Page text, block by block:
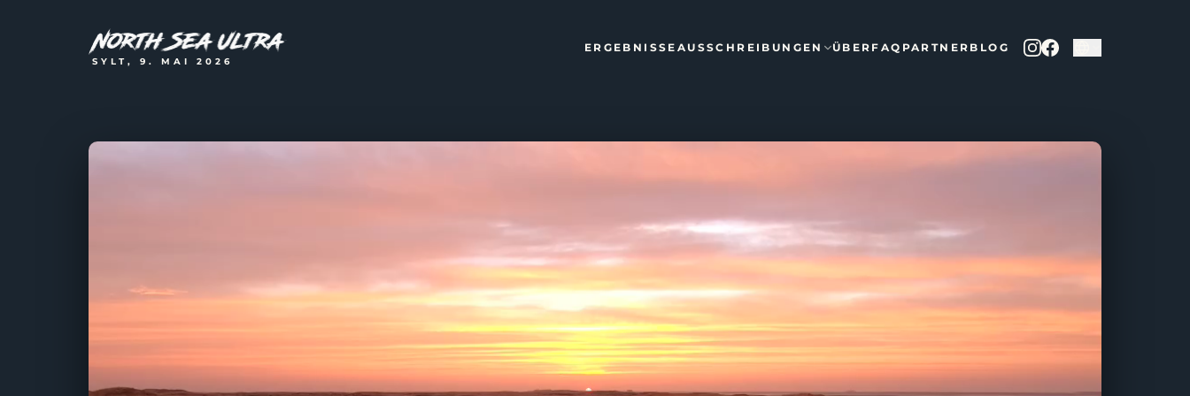
SYLT, 9. MAI 2026
ERGEBNISSE AUSSCHREIBUNGEN ÜBER FAQ PARTNER BLOG